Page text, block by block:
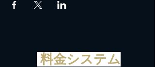
料金システム